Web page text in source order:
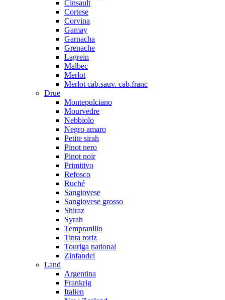
Cinsault
Cortese
Corvina
Gamay
Garnacha
Grenache
Lagrein
Malbec
Merlot
Merlot cab.sauv. cab.franc
Drue
Montepulciano
Mourvedre
Nebbiolo
Negro amaro
Petite sirah
Pinot nero
Pinot noir
Primitivo
Refosco
Ruché
Sangiovese
Sangiovese grosso
Shiraz
Syrah
Tempranillo
Tinta roriz
Touriga national
Zinfandel
Land
Argentina
Frankrig
Italien